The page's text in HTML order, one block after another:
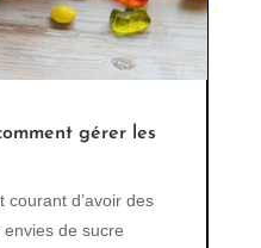
gérer les
courant d’avoir des
de sucre